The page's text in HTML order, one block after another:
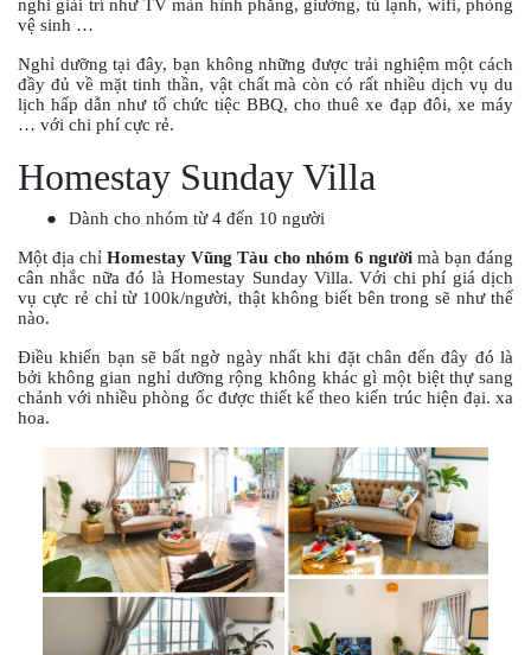
NGHE
MŨ
BẢO
HIỂM
BỘ
VÁ
STOP
AND
GO
PHỤ
KIỆN
MOTOWOLF
KẸP
XE
MÁY
PHỤ
PHƯỢT
nghi giải trí như TV màn hình phẳng, giường, tủ lạnh, wifi, phòng
vệ sinh …
Nghỉ dưỡng tại đây, bạn không những được trải nghiệm một cách
đầy đủ về mặt tinh thần, vật chất mà còn có rất nhiều dịch vụ du
lịch hấp dẫn như tổ chức tiệc BBQ, cho thuê xe đạp đôi, xe máy
… với chi phí cực rẻ.
Homestay Sunday Villa
● Dành cho nhóm từ 4 đến 10 người
Một địa chỉ Homestay Vũng Tàu cho nhóm 6 người mà bạn đáng
cân nhắc nữa đó là Homestay Sunday Villa. Với chi phí giá dịch
vụ cực rẻ chỉ từ 100k/người, thật không biết bên trong sẽ như thế
nào.
Điều khiến bạn sẽ bất ngờ ngày nhất khi đặt chân đến đây đó là
bởi không gian nghỉ dưỡng rộng không khác gì một biệt thự sang
chảnh với nhiều phòng ốc được thiết kế theo kiến trúc hiện đại. xa
hoa.